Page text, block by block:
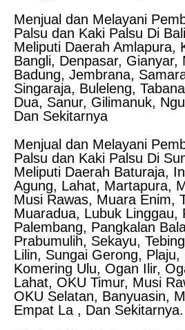
Menjual dan Melayani
Palsu dan Kaki Palsu Di Bali
Meliputi Daerah Amlapura,
Bangli, Denpasar, Gianyar,
Badung, Jembrana,
Singaraja, Buleleng,
Dua, Sanur, Gilimanuk,
Dan Sekitarnya
Menjual dan Melayani
Palsu dan Kaki Palsu Di
Meliputi Daerah Baturaja,
Agung, Lahat, Martapura,
Musi Rawas, Muara Enim,
Muaradua, Lubuk Linggau,
Palembang, Pangkalan
Prabumulih, Sekayu,
Lilin, Sungai Gerong,
Komering Ulu, Ogan Ilir,
Lahat, OKU Timur, Musi
OKU Selatan, Banyuasin,
Empat La , Dan Sekitarnya.